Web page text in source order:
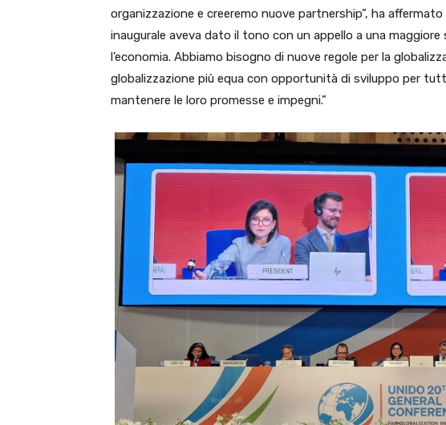
organizzazione e creeremo nuove partnership”, ha
inaugurale aveva dato il tono con un appello a una maggiore
l’economia. Abbiamo bisogno di nuove regole per la
globalizzazione più equa con opportunità di sviluppo per
mantenere le loro promesse e impegni.”